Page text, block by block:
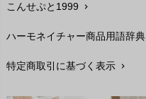
お手入れについて
レビューを書こうchevron_right
返品交換chevron_right
こんせぷと1999 chevron_right
ハーモネイチャー商品用語辞典
特定商取引に基づく表示 chevron_right